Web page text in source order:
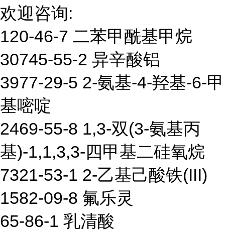
欢迎咨询:
120-46-7 二苯甲酰基甲烷
30745-55-2 异辛酸铝
3977-29-5 2-氨基-4-羟基-6-甲
基嘧啶
2469-55-8 1,3-双(3-氨基丙
基)-1,1,3,3-四甲基二硅氧烷
7321-53-1 2-乙基己酸铁(III)
1582-09-8 氟乐灵
65-86-1 乳清酸